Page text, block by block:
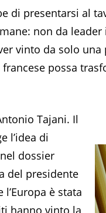
di presentarsi al
non da
vinto da solo
possa
Tajani. Il
l’idea di
dossier
del presidente
è stata
hanno vinto la